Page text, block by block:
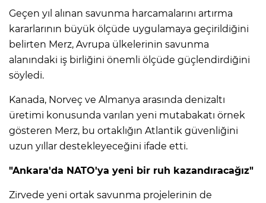
Geçen yıl alınan savunma harcamalarını artırma
kararlarının büyük ölçüde uygulamaya geçirildiğini
belirten Merz, Avrupa ülkelerinin savunma
alanındaki iş birliğini önemli ölçüde güçlendirdiğini
söyledi.
Kanada, Norveç ve Almanya arasında denizaltı
üretimi konusunda varılan yeni mutabakatı örnek
gösteren Merz, bu ortaklığın Atlantik güvenliğini
uzun yıllar destekleyeceğini ifade etti.
"Ankara'da NATO'ya yeni bir ruh kazandıracağız"
Zirvede yeni ortak savunma projelerinin de